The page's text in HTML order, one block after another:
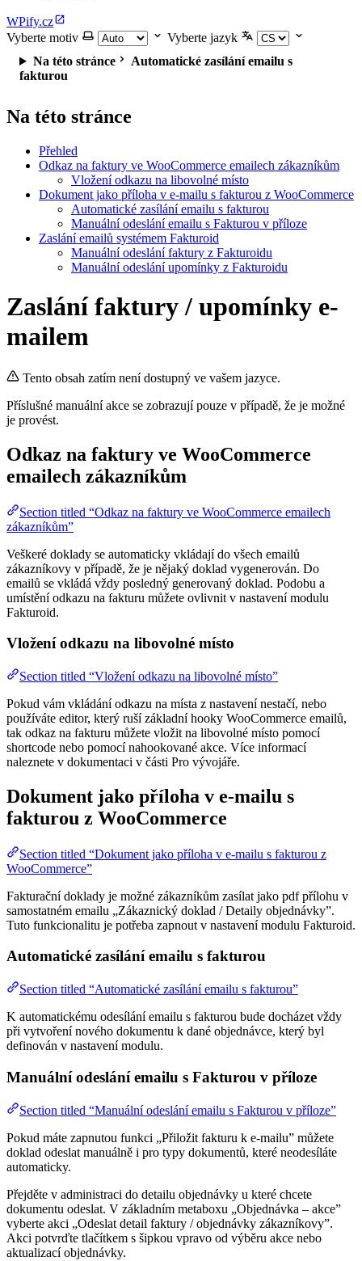
WPify.cz
Vyberte motiv
Vyberte jazyk
Na této stránce
Automatické zasílání emailu s
fakturou
Na této stránce
Přehled
Odkaz na faktury ve WooCommerce emailech zákazníkům
Vložení odkazu na libovolné místo
Dokument jako příloha v e-mailu s fakturou z WooCommerce
Automatické zasílání emailu s fakturou
Manuální odeslání emailu s Fakturou v příloze
Zaslání emailů systémem Fakturoid
Manuální odeslání faktury z Fakturoidu
Manuální odeslání upomínky z Fakturoidu
Zaslání faktury / upomínky e-
mailem
Tento obsah zatím není dostupný ve vašem jazyce.
Příslušné manuální akce se zobrazují pouze v případě, že je možné
je provést.
Odkaz na faktury ve WooCommerce
emailech zákazníkům
Section titled “Odkaz na faktury ve WooCommerce emailech
zákazníkům”
Veškeré doklady se automaticky vkládají do všech emailů
zákazníkovy v případě, že je nějaký doklad vygenerován. Do
emailů se vkládá vždy posledný generovaný doklad. Podobu a
umístění odkazu na fakturu můžete ovlivnit v nastavení modulu
Fakturoid.
Vložení odkazu na libovolné místo
Section titled “Vložení odkazu na libovolné místo”
Pokud vám vkládání odkazu na místa z nastavení nestačí, nebo
používáte editor, který ruší základní hooky WooCommerce emailů,
tak odkaz na fakturu můžete vložit na libovolné místo pomocí
shortcode nebo pomocí nahookované akce. Více informací
naleznete v dokumentaci v části Pro vývojáře.
Dokument jako příloha v e-mailu s
fakturou z WooCommerce
Section titled “Dokument jako příloha v e-mailu s fakturou z
WooCommerce”
Fakturační doklady je možné zákazníkům zasílat jako pdf přílohu v
samostatném emailu „Zákaznický doklad / Detaily objednávky”.
Tuto funkcionalitu je potřeba zapnout v nastavení modulu Fakturoid.
Automatické zasílání emailu s fakturou
Section titled “Automatické zasílání emailu s fakturou”
K automatickému odesílání emailu s fakturou bude docházet vždy
při vytvoření nového dokumentu k dané objednávce, který byl
definován v nastavení modulu.
Manuální odeslání emailu s Fakturou v příloze
Section titled “Manuální odeslání emailu s Fakturou v příloze”
Pokud máte zapnutou funkci „Přiložit fakturu k e-mailu” můžete
doklad odeslat manuálně i pro typy dokumentů, které neodesíláte
automaticky.
Přejděte v administraci do detailu objednávky u které chcete
dokumentu odeslat. V základním metaboxu „Objednávka – akce”
vyberte akci „Odeslat detail faktury / objednávky zákazníkovy”.
Akci potvrďte tlačítkem s šipkou vpravo od výběru akce nebo
aktualizací objednávky.